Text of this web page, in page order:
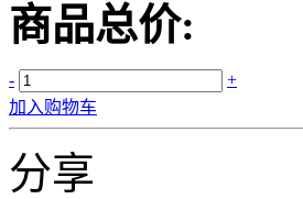
商品总价:
-
+
加入购物车
分享